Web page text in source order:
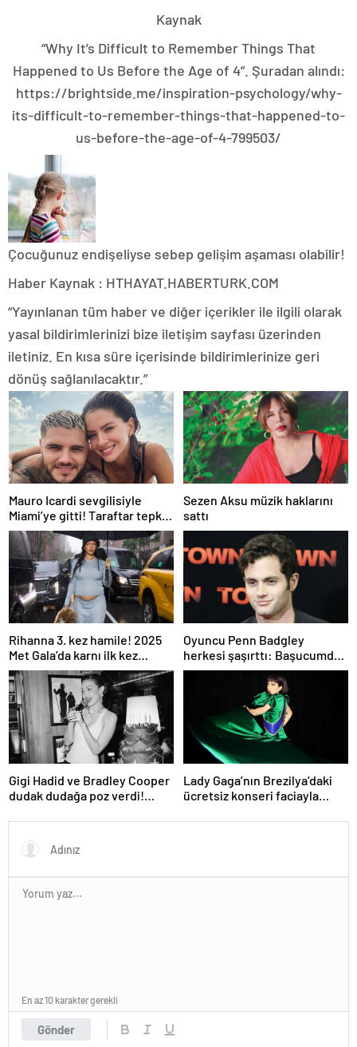
Kaynak
“Why It’s Difficult to Remember Things That
Happened to Us Before the Age of 4”. Şuradan alındı:
https://brightside.me/inspiration-psychology/why-
its-difficult-to-remember-things-that-happened-to-
us-before-the-age-of-4-799503/
Çocuğunuz endişeliyse sebep gelişim aşaması olabilir!
Haber Kaynak : HTHAYAT.HABERTURK.COM
“Yayınlanan tüm haber ve diğer içerikler ile ilgili olarak
yasal bildirimlerinizi bize iletişim sayfası üzerinden
iletiniz. En kısa süre içerisinde bildirimlerinize geri
dönüş sağlanılacaktır.”
Mauro Icardi sevgilisiyle
Miami’ye gitti! Taraftar tepki
gösterdi
Sezen Aksu müzik haklarını
sattı
Rihanna 3. kez hamile! 2025
Met Gala’da karnı ilk kez
görüntülendi
Oyuncu Penn Badgley
herkesi şaşırttı: Başucumda
Kur’an-ı Kerim var
Gigi Hadid ve Bradley Cooper
dudak dudağa poz verdi!
Lady Gaga’nın Brezilya’daki
ücretsiz konseri faciayla
Gönder
En az 10 karakter gerekli